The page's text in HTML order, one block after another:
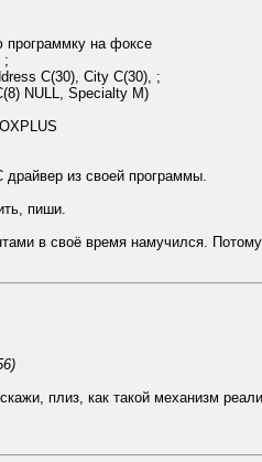
программку на фоксе
;
C(30), City C(30), ;
NULL, Specialty M)
драйвер из своей программы.
пиши.
в своё время намучился.
плиз, как такой механизм